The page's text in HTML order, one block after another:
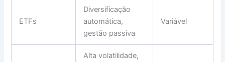
ETFs
Diversificação
automática,
gestão passiva
Variável
Alta volatilidade,